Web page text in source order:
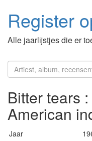
Register
Alle jaarlijstjes die er
Bitter tears
American
Jaar